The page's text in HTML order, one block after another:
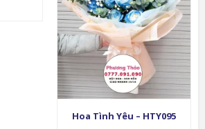
Hoa Tình Yêu – HTY095